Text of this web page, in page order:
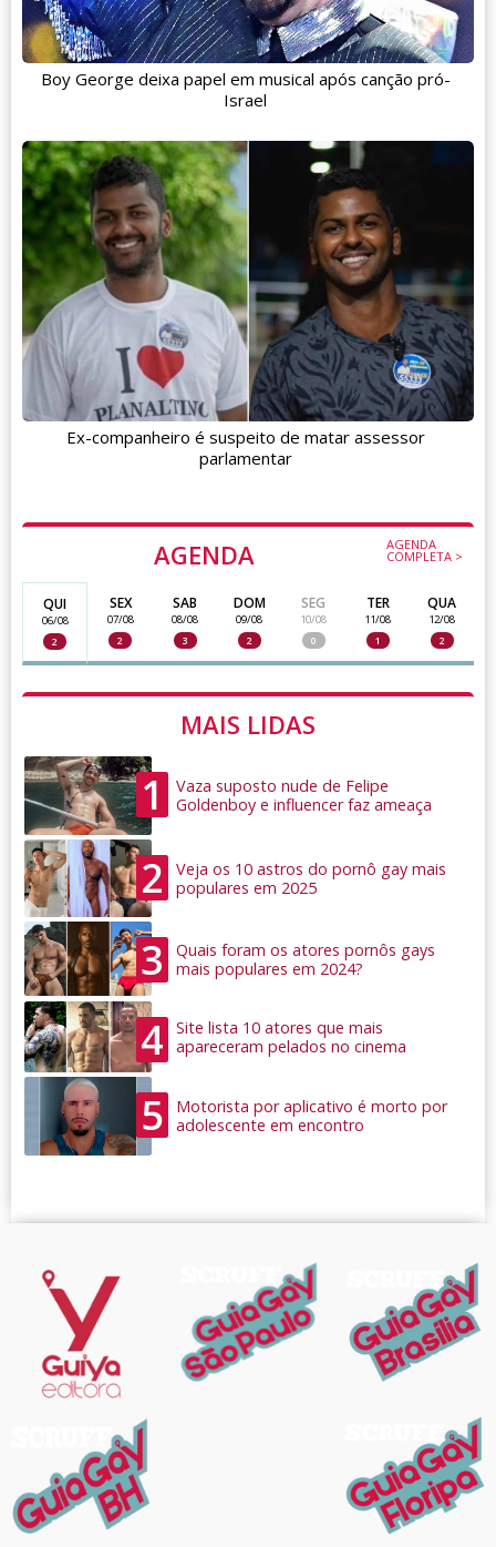
AGENDA AGENDA
COMPLETA >
QUI
06/08
2
SEX
07/08
2
SAB
08/08
3
DOM
09/08
2
SEG
10/08
0
TER
11/08
1
QUA
12/08
2
MAIS LIDAS
1
Vaza suposto nude de Felipe
Goldenboy e influencer faz ameaça
2
Veja os 10 astros do pornô gay mais
populares em 2025
3
Quais foram os atores pornôs gays
mais populares em 2024?
4
Site lista 10 atores que mais
apareceram pelados no cinema
5
Motorista por aplicativo é morto por
adolescente em encontro
Boy George deixa papel em musical após canção pró-
Israel
Ex-companheiro é suspeito de matar assessor
parlamentar